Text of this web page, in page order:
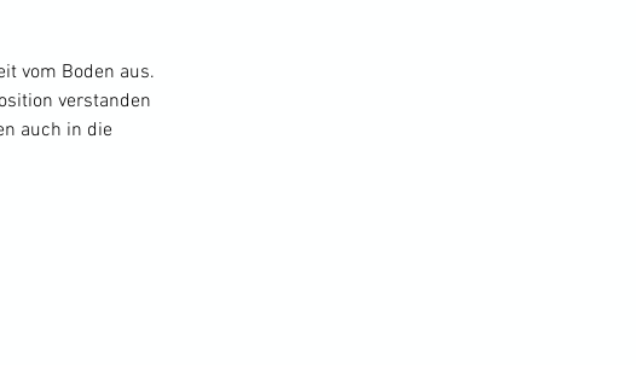
vom Boden aus.
verstanden
auch in die